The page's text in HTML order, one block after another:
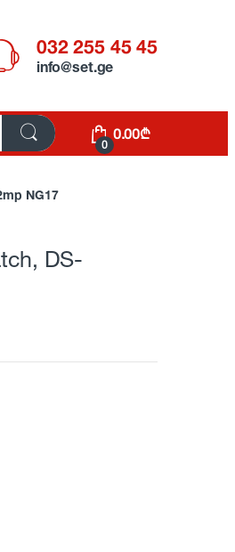
032 255 45 45
info@set.ge
0
0.00₾
NG17
DS-